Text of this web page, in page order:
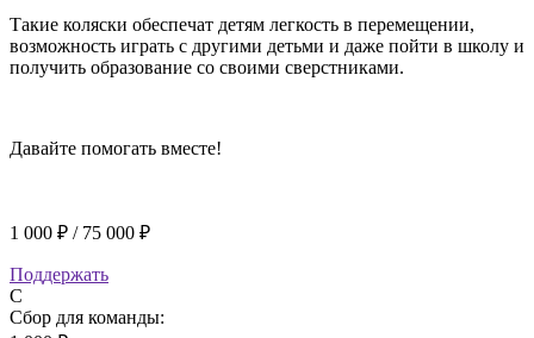
Такие коляски обеспечат детям легкость в перемещении,
возможность играть с другими детьми и даже пойти в школу и
получить образование со своими сверстниками.
Давайте помогать вместе!
1 000 ₽ / 75 000 ₽
Поддержать
С
Сбор для команды: